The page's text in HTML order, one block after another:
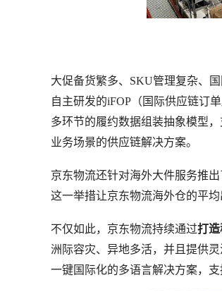
大促备货繁多、SKU管理复杂、
自主研发的iFOP（国际供应链订
多环节的履约数据组装抽象模型
业务场景的供应链解决方案。
京东物流还针对海外大件服务推出
这一举措让京东物流海外仓的平均
不仅如此，京东物流持续通过打
洲际容灾、异地多活，并且提供
一键国际化的多语言解决方案，